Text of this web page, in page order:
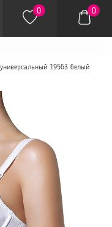
0 0
19563 белый